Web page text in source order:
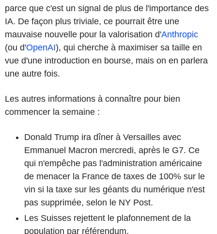
parce que c'est un signal de plus de l'importance des
IA. De façon plus triviale, ce pourrait être une
mauvaise nouvelle pour la valorisation d'Anthropic
(ou d'OpenAI), qui cherche à maximiser sa taille en
vue d'une introduction en bourse, mais on en parlera
une autre fois.
Les autres informations à connaître pour bien
commencer la semaine :
Donald Trump ira dîner à Versailles avec
Emmanuel Macron mercredi, après le G7. Ce
qui n'empêche pas l'administration américaine
de menacer la France de taxes de 100% sur le
vin si la taxe sur les géants du numérique n'est
pas supprimée, selon le NY Post.
Les Suisses rejettent le plafonnement de la
population par référendum.